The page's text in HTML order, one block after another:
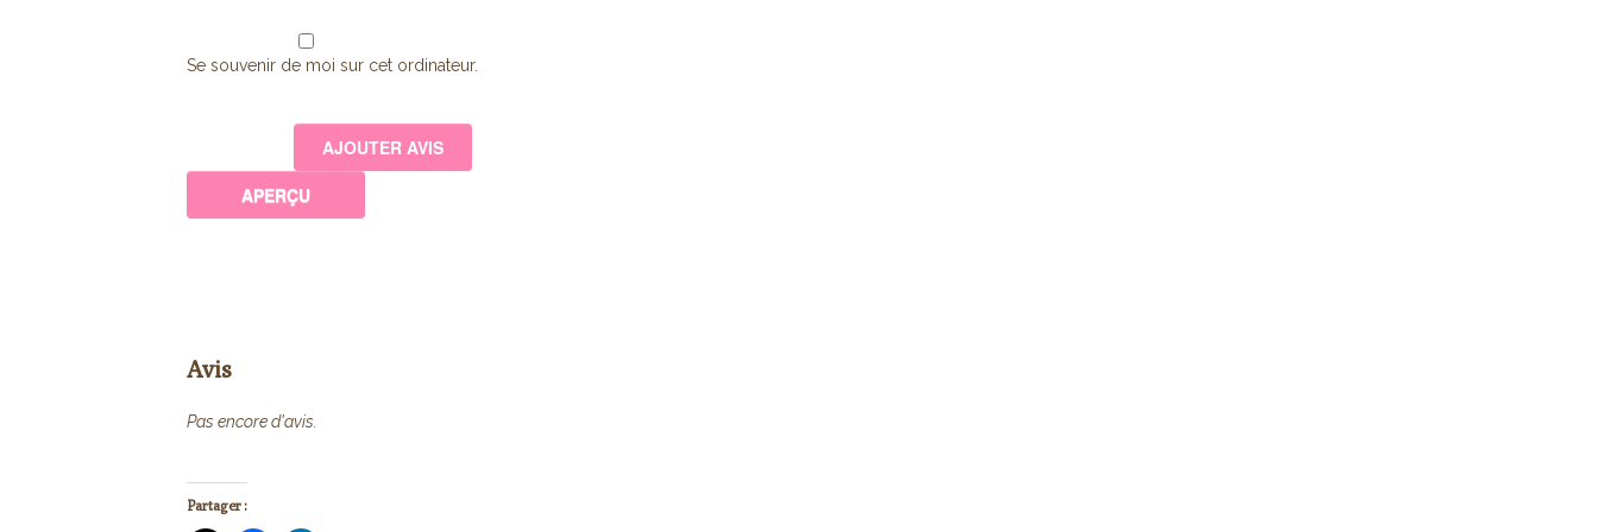
Se souvenir de moi sur cet ordinateur.
Avis
Pas encore d'avis.
Partager :